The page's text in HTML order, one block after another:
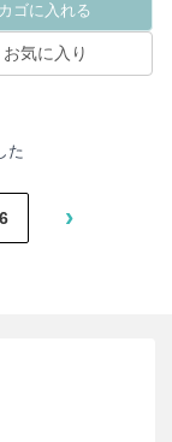
カゴに入れる
お気に入り
た
6 ›